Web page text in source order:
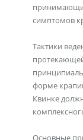
симптомов
Тактики
форме
Квинке
Основные